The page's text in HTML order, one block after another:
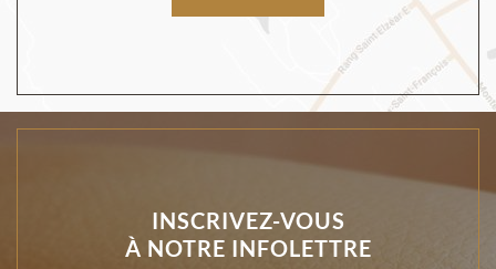
INSCRIVEZ-VOUS
À NOTRE INFOLETTRE